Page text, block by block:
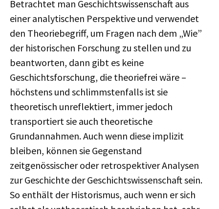
Betrachtet man Geschichtswissenschaft aus
einer analytischen Perspektive und verwendet
den Theoriebegriff, um Fragen nach dem „Wie”
der historischen Forschung zu stellen und zu
beantworten, dann gibt es keine
Geschichtsforschung, die theoriefrei wäre –
höchstens und schlimmstenfalls ist sie
theoretisch unreflektiert, immer jedoch
transportiert sie auch theoretische
Grundannahmen. Auch wenn diese implizit
bleiben, können sie Gegenstand
zeitgenössischer oder retrospektiver Analysen
zur Geschichte der Geschichtswissenschaft sein.
So enthält der Historismus, auch wenn er sich